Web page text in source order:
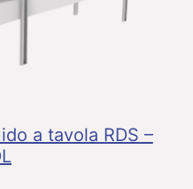
a tavola RDS –